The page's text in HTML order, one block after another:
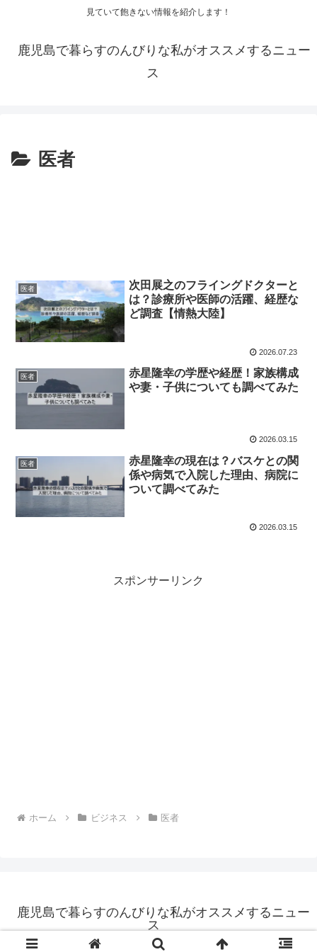
見ていて飽きない情報を紹介します！
鹿児島で暮らすのんびりな私がオススメするニュー
ス
医者
医者
次田展之のフライングドクターと
は？診療所や医師の活躍、経歴な
ど調査【情熱大陸】
2026.07.23
医者
赤星隆幸の学歴や経歴！家族構成
や妻・子供についても調べてみた
2026.03.15
医者
赤星隆幸の現在は？バスケとの関
係や病気で入院した理由、病院に
ついて調べてみた
2026.03.15
スポンサーリンク
ホーム ビジネス 医者
鹿児島で暮らすのんびりな私がオススメするニュー
ス
© 2025 鹿児島で暮らすのんびりな私がオススメするニュース.